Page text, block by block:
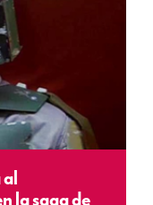
la saga de